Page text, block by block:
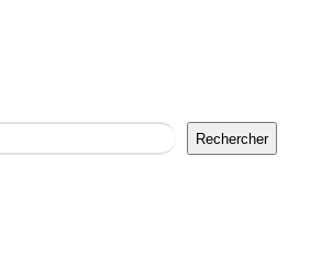
Rechercher